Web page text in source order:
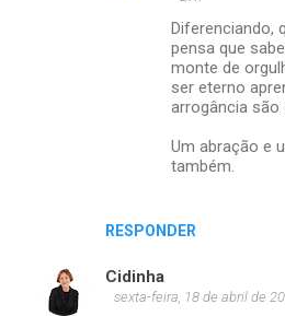
RESPONDER
Diferenciando,
pensa que
monte de
ser eterno
arrogância são
Um abração e
também.
Cidinha
sexta-feira, 18 de abril de